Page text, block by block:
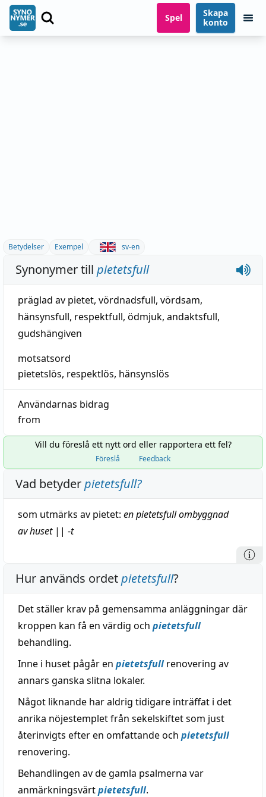
Spel
Skapa
konto
Betydelser Exempel sv-en
Synonymer till pietetsfull
präglad av pietet, vördnadsfull, vördsam,
hänsynsfull, respektfull, ödmjuk, andaktsfull,
gudshängiven
motsatsord
pietetslös, respektlös, hänsynslös
Användarnas bidrag
from
Vill du föreslå ett nytt ord eller rapportera ett fel?
Föreslå Feedback
Vad betyderpietetsfull?
som utmärks av pietet: en pietetsfullombyggnad
av huset|| -t
Hur används ordetpietetsfull?
Det ställer krav på gemensamma anläggningar där
kroppen kan få en värdig och pietetsfull
behandling.
Inne i huset pågår en pietetsfullrenovering av
annars ganska slitna lokaler.
Något liknande har aldrig tidigare inträffat i det
anrika nöjestemplet från sekelskiftet som just
återinvigts efter en omfattande och pietetsfull
renovering.
Behandlingen av de gamla psalmerna var
anmärkningsvärtpietetsfull.